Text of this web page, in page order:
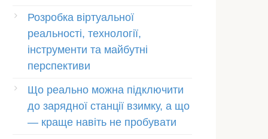
Розробка віртуальної
реальності, технології,
інструменти та майбутні
перспективи
Що реально можна підключити
до зарядної станції взимку, а що
— краще навіть не пробувати